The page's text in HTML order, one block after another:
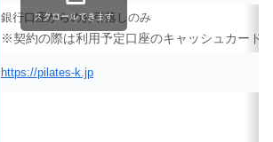
銀行口座からのお引落しのみ
※契約の際は利用予定口座のキャッシュカード(
https://pilates-k.jp
スクロールできます